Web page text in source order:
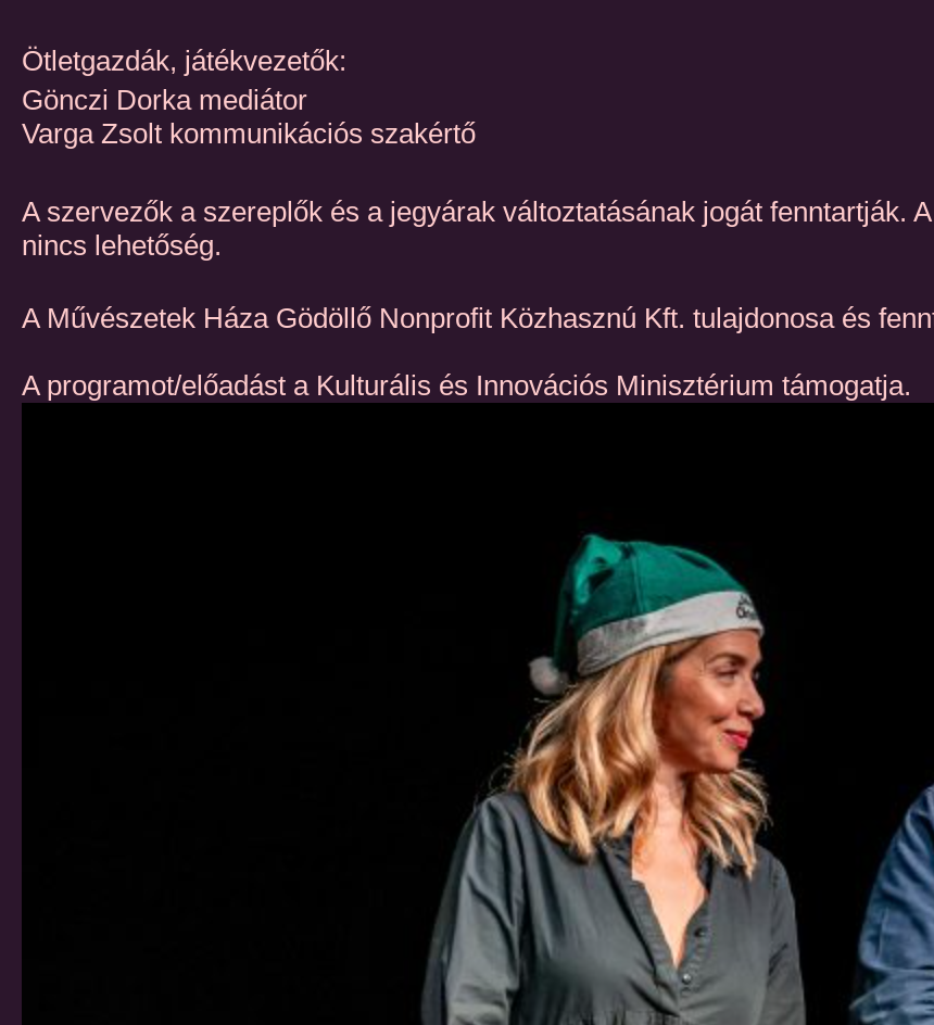
Ötletgazdák, játékvezetők:
Gönczi Dorka mediátor
Varga Zsolt kommunikációs szakértő
A szervezők a szereplők és a jegyárak változtatásának jogát fenntartják.
nincs lehetőség.
A Művészetek Háza Gödöllő Nonprofit Közhasznú Kft. tulajdonosa és
A programot/előadást a Kulturális és Innovációs Minisztérium támogatja.